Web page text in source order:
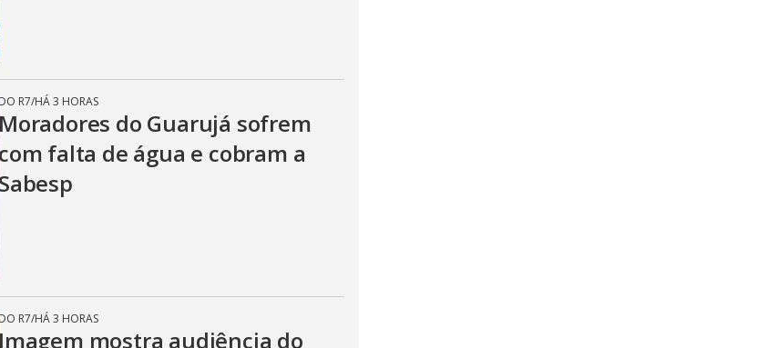
DO R7/HÁ 3 HORAS
Moradores do Guarujá sofrem
com falta de água e cobram a
Sabesp
DO R7/HÁ 3 HORAS
Imagem mostra audiência do